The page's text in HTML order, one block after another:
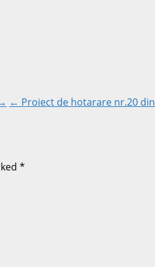
← Proiect de hotarare nr.20 din
*